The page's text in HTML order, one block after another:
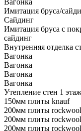
Имитация бруса/
Сайдинг
Имитация бруса с
сайдинг
Внутренняя отделка
Вагонка
Вагонка
Вагонка
Вагонка
Утепление стен 1
150мм плиты knauf
200мм плиты rockwool
200мм плиты rockwool
200мм плиты rockwool